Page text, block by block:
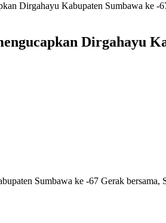
Dirgahayu Kabupaten Sumbawa ke -
Dirgahayu
Sumbawa ke -67 Gerak bersama,